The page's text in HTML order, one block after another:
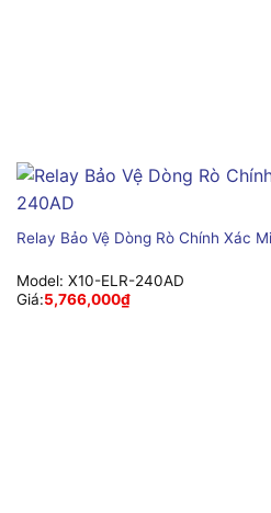
Relay Bảo Vệ Dòng Rò Chính Xác
Model: X10-ELR-240AD
Giá:5,766,000₫